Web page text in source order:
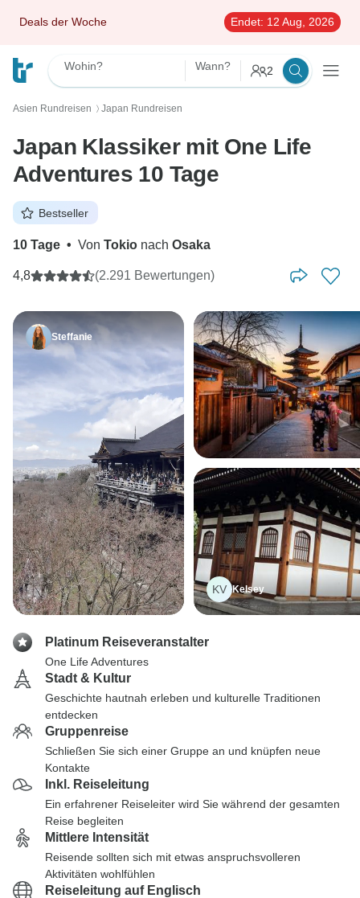
Deals der Woche Endet: 12 Aug, 2026
Wohin? Wann? 2
Asien Rundreisen 〉 Japan Rundreisen
Japan Klassiker mit One Life
Adventures 10 Tage
Bestseller
10 Tage • Von Tokio nach Osaka
4,8 (2.291 Bewertungen)
Steffanie
KV Kelsey
Platinum Reiseveranstalter
One Life Adventures
Stadt & Kultur
Geschichte hautnah erleben und kulturelle Traditionen
entdecken
Gruppenreise
Schließen Sie sich einer Gruppe an und knüpfen neue
Kontakte
Inkl. Reiseleitung
Ein erfahrener Reiseleiter wird Sie während der gesamten
Reise begleiten
Mittlere Intensität
Reisende sollten sich mit etwas anspruchsvolleren
Aktivitäten wohlfühlen
Reiseleitung auf Englisch